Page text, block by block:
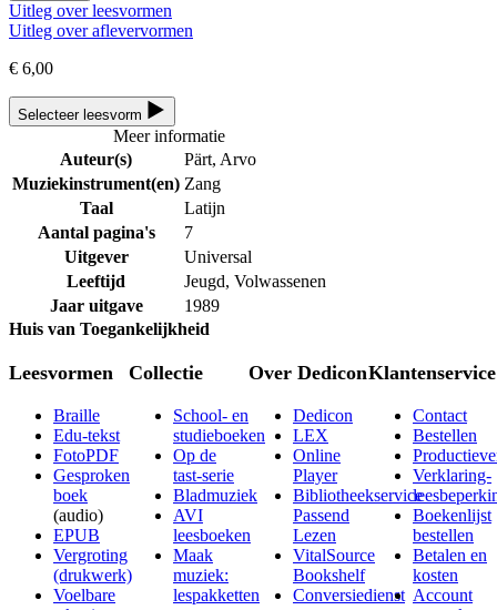
Uitleg over leesvormen
Uitleg over aflevervormen
€ 6,00
Selecteer leesvorm
Meer informatie
Auteur(s)
Pärt, Arvo
Muziekinstrument(en) Zang
Taal
Latijn
Aantal pagina's
7
Uitgever
Universal
Leeftijd
Jeugd, Volwassenen
Jaar uitgave
1989
Huis van Toegankelijkheid
Leesvormen
Braille
Edu-tekst
FotoPDF
Gesproken
boek
(audio)
EPUB
Vergroting
(drukwerk)
Voelbare
Collectie
School- en
studieboeken
Op de
tast-serie
Bladmuziek
AVI
leesboeken
Maak
muziek:
lespakketten
Over Dedicon
Dedicon
LEX
Online
Player
Bibliotheekservice
Passend
Lezen
VitalSource
Bookshelf
Conversiedienst
Klantenservice
Contact
Bestellen
Verklaring-
Boekenlijst
bestellen
Betalen en
kosten
Account